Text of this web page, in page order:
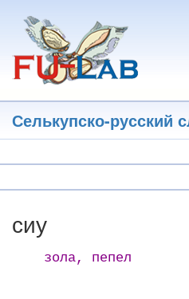
основному
содержанию
Селькупско-русский
сиу
зола, пепел